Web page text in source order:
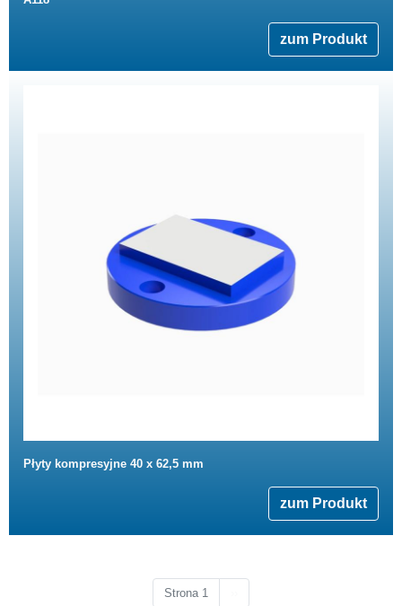
zum Produkt
Płyty kompresyjne 40 x 62,5 mm
zum Produkt
Strona 1